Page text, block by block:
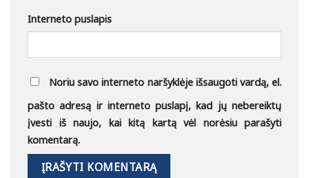
Interneto puslapis
Noriu savo interneto naršyklėje išsaugoti vardą, el.
pašto adresą ir interneto puslapį, kad jų nebereiktų
įvesti iš naujo, kai kitą kartą vėl norėsiu parašyti
komentarą.